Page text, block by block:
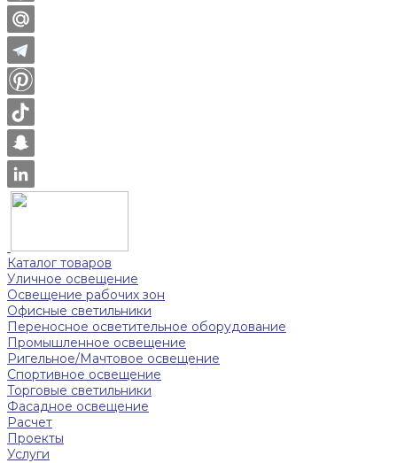
Каталог товаров
Уличное освещение
Освещение рабочих зон
Офисные светильники
Переносное осветительное оборудование
Промышленное освещение
Ригельное/Мачтовое освещение
Спортивное освещение
Торговые светильники
Фасадное освещение
Расчет
Проекты
Услуги